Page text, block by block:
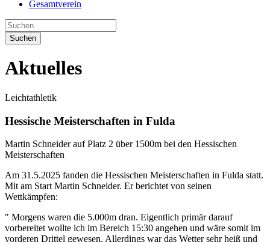
Gesamtverein
Suchen
Aktuelles
Leichtathletik
Hessische Meisterschaften in Fulda
Martin Schneider auf Platz 2 über 1500m bei den Hessischen
Meisterschaften
Am 31.5.2025 fanden die Hessischen Meisterschaften in Fulda statt.
Mit am Start Martin Schneider. Er berichtet von seinen
Wettkämpfen:
" Morgens waren die 5.000m dran. Eigentlich primär darauf
vorbereitet wollte ich im Bereich 15:30 angehen und wäre somit im
vorderen Drittel gewesen. Allerdings war das Wetter sehr heiß und